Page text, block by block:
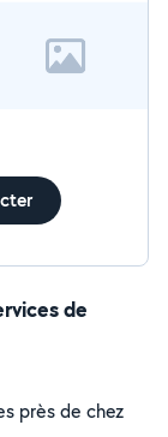
de
près de chez